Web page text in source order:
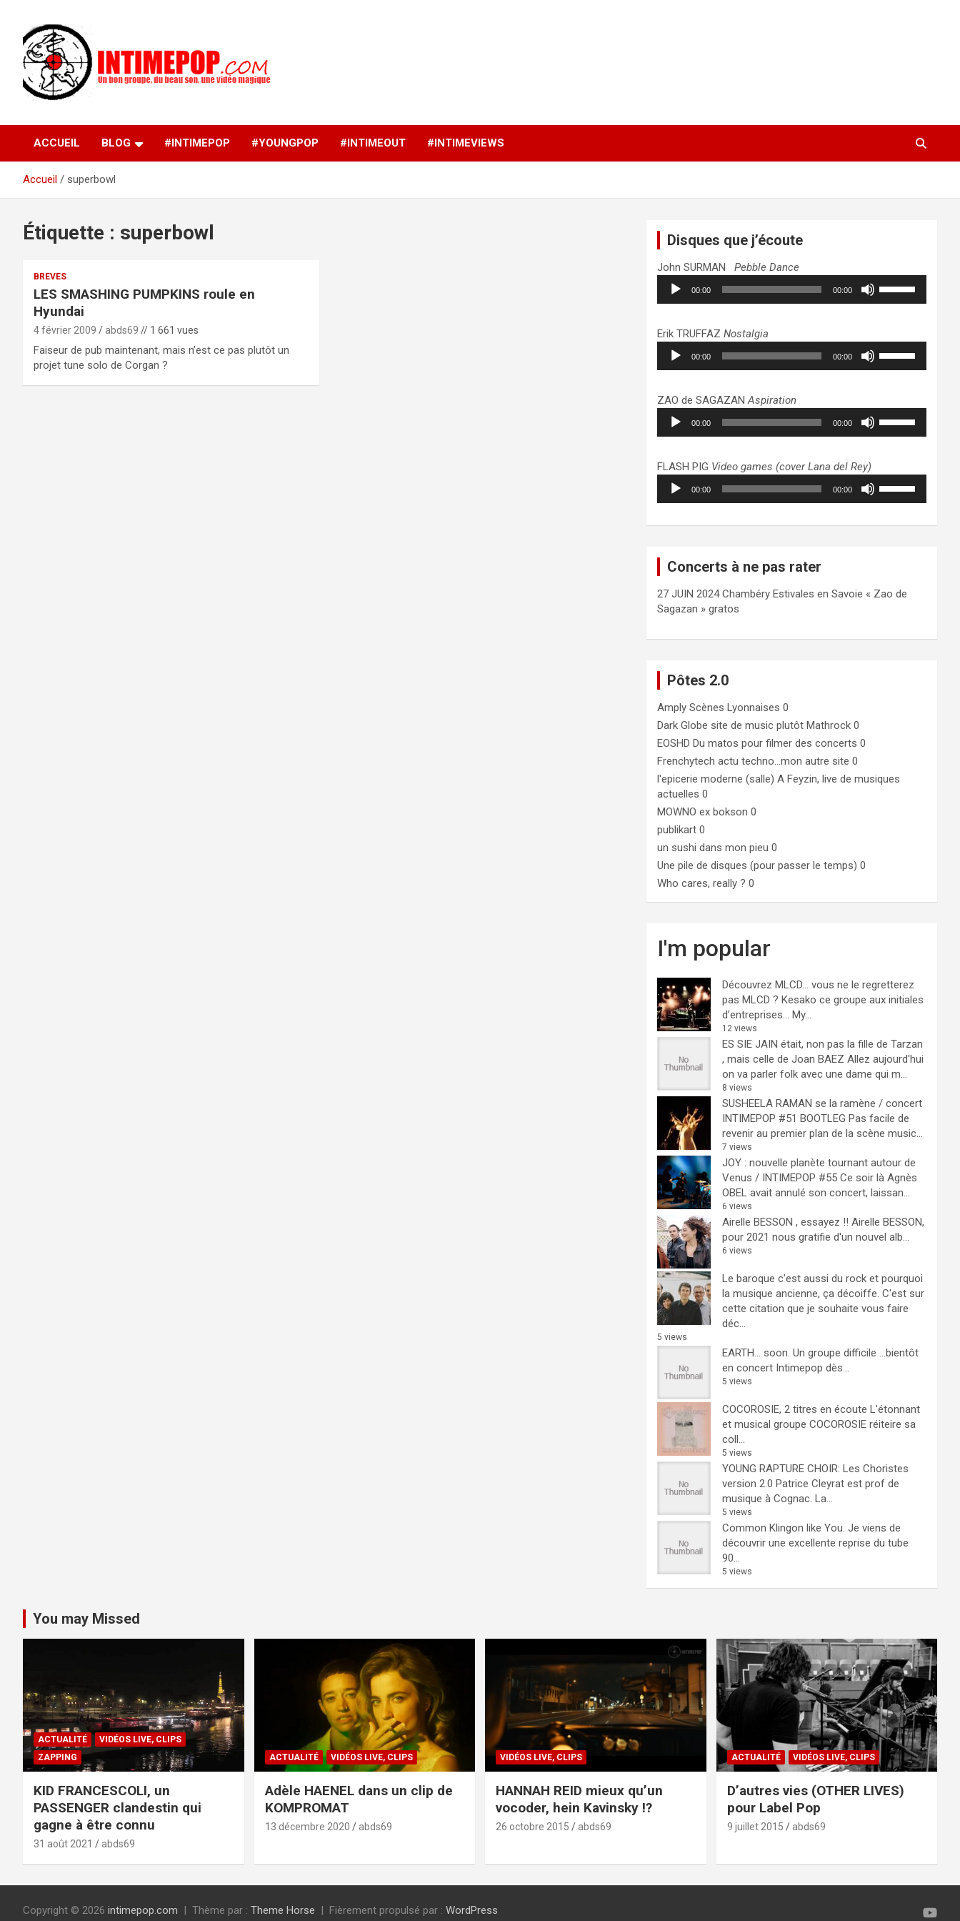
contenu
intimepop.com
musiques actuelles pop rock, post-rock, indé sur Lyon. rock pop
concert lyon
ACCUEIL BLOG #INTIMEPOP #YOUNGPOP #INTIMEOUT #INTIMEVIEWS
Accueil superbowl
Étiquette : superbowl
BREVES
LES SMASHING PUMPKINS roule en
Hyundai
4 février 2009 abds69 // 1 661 vues
Faiseur de pub maintenant, mais n’est ce pas plutôt un
projet tune solo de Corgan ?
Disques que j’écoute
John SURMANPebble Dance
Lecteur
audio
00:00 00:00
pour
augmenter
ou
volume.
Erik TRUFFAZNostalgia
Lecteur
audio
00:00 00:00
pour
augmenter
ou
volume.
ZAO de SAGAZANAspiration
Lecteur
audio
00:00 00:00
pour
augmenter
ou
FLASH PIG Video games (cover Lana del Rey)
Lecteur
audio
00:00 00:00
haut/bas
le
Concerts à ne pas rater
27 JUIN 2024 Chambéry Estivales en Savoie « Zao de
Sagazan » gratos
Pôtes 2.0
Amply Scènes Lyonnaises 0
Dark Globe site de music plutôt Mathrock 0
EOSHD Du matos pour filmer des concerts 0
Frenchytech actu techno…mon autre site 0
l'epicerie moderne (salle) A Feyzin, live de musiques
actuelles 0
MOWNO ex bokson 0
publikart 0
un sushi dans mon pieu 0
Une pile de disques (pour passer le temps) 0
Who cares, really ? 0
I'm popular
Découvrez MLCD… vous ne le regretterez
pas MLCD ? Kesako ce groupe aux initiales
d’entreprises… My...
12 views
ES SIE JAIN était, non pas la fille de Tarzan
, mais celle de Joan BAEZ Allez aujourd'hui
on va parler folk avec une dame qui m...
8 views
SUSHEELA RAMAN se la ramène / concert
INTIMEPOP #51 BOOTLEG Pas facile de
revenir au premier plan de la scène music...
7 views
JOY : nouvelle planète tournant autour de
Venus / INTIMEPOP #55 Ce soir là Agnès
OBEL avait annulé son concert, laissan...
6 views
Airelle BESSON , essayez !! Airelle BESSON,
pour 2021 nous gratifie d'un nouvel alb...
6 views
Le baroque c’est aussi du rock et pourquoi
la musique ancienne, ça décoiffe. C'est sur
cette citation que je souhaite vous faire
déc...
5 views
EARTH… soon. Un groupe difficile ...bientôt
en concert Intimepop dès...
5 views
COCOROSIE, 2 titres en écoute L'étonnant
et musical groupe COCOROSIE réiteire sa
coll...
5 views
YOUNG RAPTURE CHOIR: Les Choristes
version 2.0 Patrice Cleyrat est prof de
musique à Cognac. La...
5 views
Common Klingon like You. Je viens de
découvrir une excellente reprise du tube
90...
5 views
You may Missed
ACTUALITÉ
VIDÉOS LIVE, CLIPS
ZAPPING
KID FRANCESCOLI, un
PASSENGER clandestin qui
gagne à être connu
31 août 2021 abds69
ACTUALITÉ VIDÉOS LIVE, CLIPS
Adèle HAENEL dans un clip de
KOMPROMAT
13 décembre 2020 abds69
VIDÉOS LIVE, CLIPS
HANNAH REID mieux qu’un
vocoder, hein Kavinsky !?
26 octobre 2015 abds69
ACTUALITÉ VIDÉOS LIVE, CLIPS
D’autres vies (OTHER LIVES)
pour Label Pop
9 juillet 2015 abds69
Copyright © 2026 intimepop.com Thème par : Theme Horse Fièrement propulsé par : WordPress